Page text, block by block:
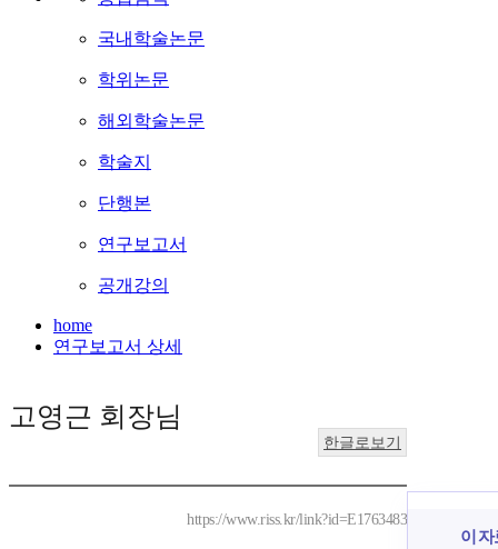
국내학술논문
학위논문
해외학술논문
학술지
단행본
연구보고서
공개강의
home
연구보고서 상세
고영근 회장님
한글로보기
https://www.riss.kr/link?id=E1763483
이 자